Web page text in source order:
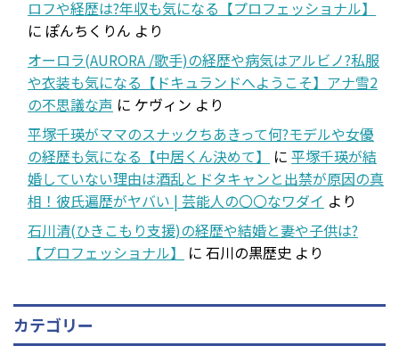
ロフや経歴は?年収も気になる【プロフェッショナル】
に ぽんちくりん より
オーロラ(AURORA /歌手)の経歴や病気はアルビノ?私服
や衣装も気になる【ドキュランドへようこそ】アナ雪2
の不思議な声 に ケヴィン より
平塚千瑛がママのスナックちあきって何?モデルや女優
の経歴も気になる【中居くん決めて】
に 平塚千瑛が結
婚していない理由は酒乱とドタキャンと出禁が原因の真
相！彼氏遍歴がヤバい | 芸能人の〇〇なワダイ より
石川清(ひきこもり支援)の経歴や結婚と妻や子供は?
【プロフェッショナル】
に 石川の黒歴史 より
カテゴリー